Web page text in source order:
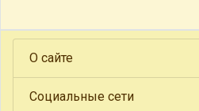
О сайте
Социальные сети